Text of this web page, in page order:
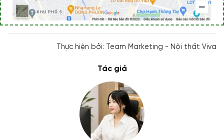
Thực hiện bởi: Team Marketing - Nội thất Viva
Tác giả